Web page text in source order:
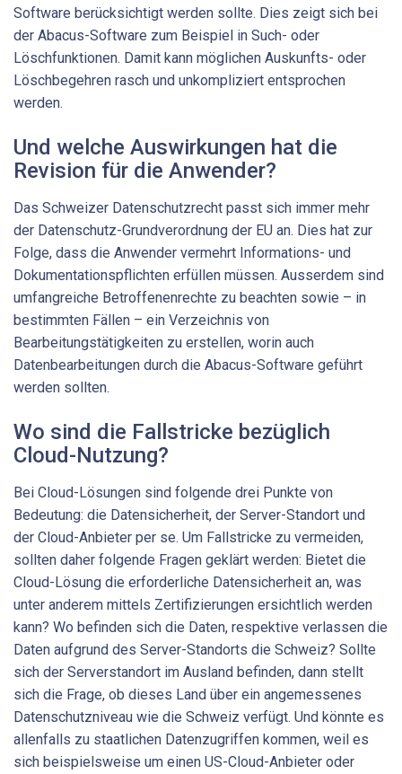
Software berücksichtigt werden sollte. Dies zeigt sich bei
der Abacus-Software zum Beispiel in Such- oder
Löschfunktionen. Damit kann möglichen Auskunfts- oder
Löschbegehren rasch und unkompliziert entsprochen
werden.
Und welche Auswirkungen hat die
Revision für die Anwender?
Das Schweizer Datenschutzrecht passt sich immer mehr
der Datenschutz-Grundverordnung der EU an. Dies hat zur
Folge, dass die Anwender vermehrt Informations- und
Dokumentationspflichten erfüllen müssen. Ausserdem sind
umfangreiche Betroffenenrechte zu beachten ­sowie – in
bestimmten Fällen – ein Verzeichnis von
Bearbeitungstätigkeiten zu erstellen, worin auch
Datenbearbeitungen durch die Abacus-Software geführt
werden sollten.
Wo sind die Fallstricke bezüglich
Cloud-Nutzung?
Bei Cloud-Lösungen sind folgende drei Punkte von
Bedeutung: die Datensicherheit, der Server-Standort und
der Cloud-Anbieter per se. Um Fallstricke zu vermeiden,
sollten daher folgende Fragen geklärt werden: Bietet die
Cloud-Lösung die erforderliche Datensicherheit an, was
unter anderem mittels Zertifizierungen ersichtlich werden
kann? Wo befinden sich die Daten, respektive verlassen die
Daten aufgrund des Server-Standorts die Schweiz? Sollte
sich der Serverstandort im Ausland befinden, dann stellt
sich die Frage, ob dieses Land über ein angemessenes
Datenschutzniveau wie die Schweiz verfügt. Und könnte es
allenfalls zu staatlichen Datenzugriffen kommen, weil es
sich beispielsweise um einen US-Cloud-Anbieter oder